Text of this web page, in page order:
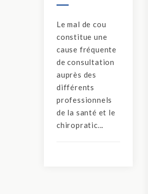
Le mal de cou
constitue une
cause fréquente
de consultation
auprès des
différents
professionnels
de la santé et le
chiropratic...